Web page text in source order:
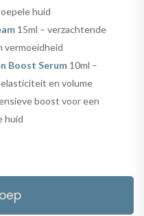
huid
15ml – verzachtende
vermoeidheid
Boost Serum 10ml –
en volume
boost voor een
huid